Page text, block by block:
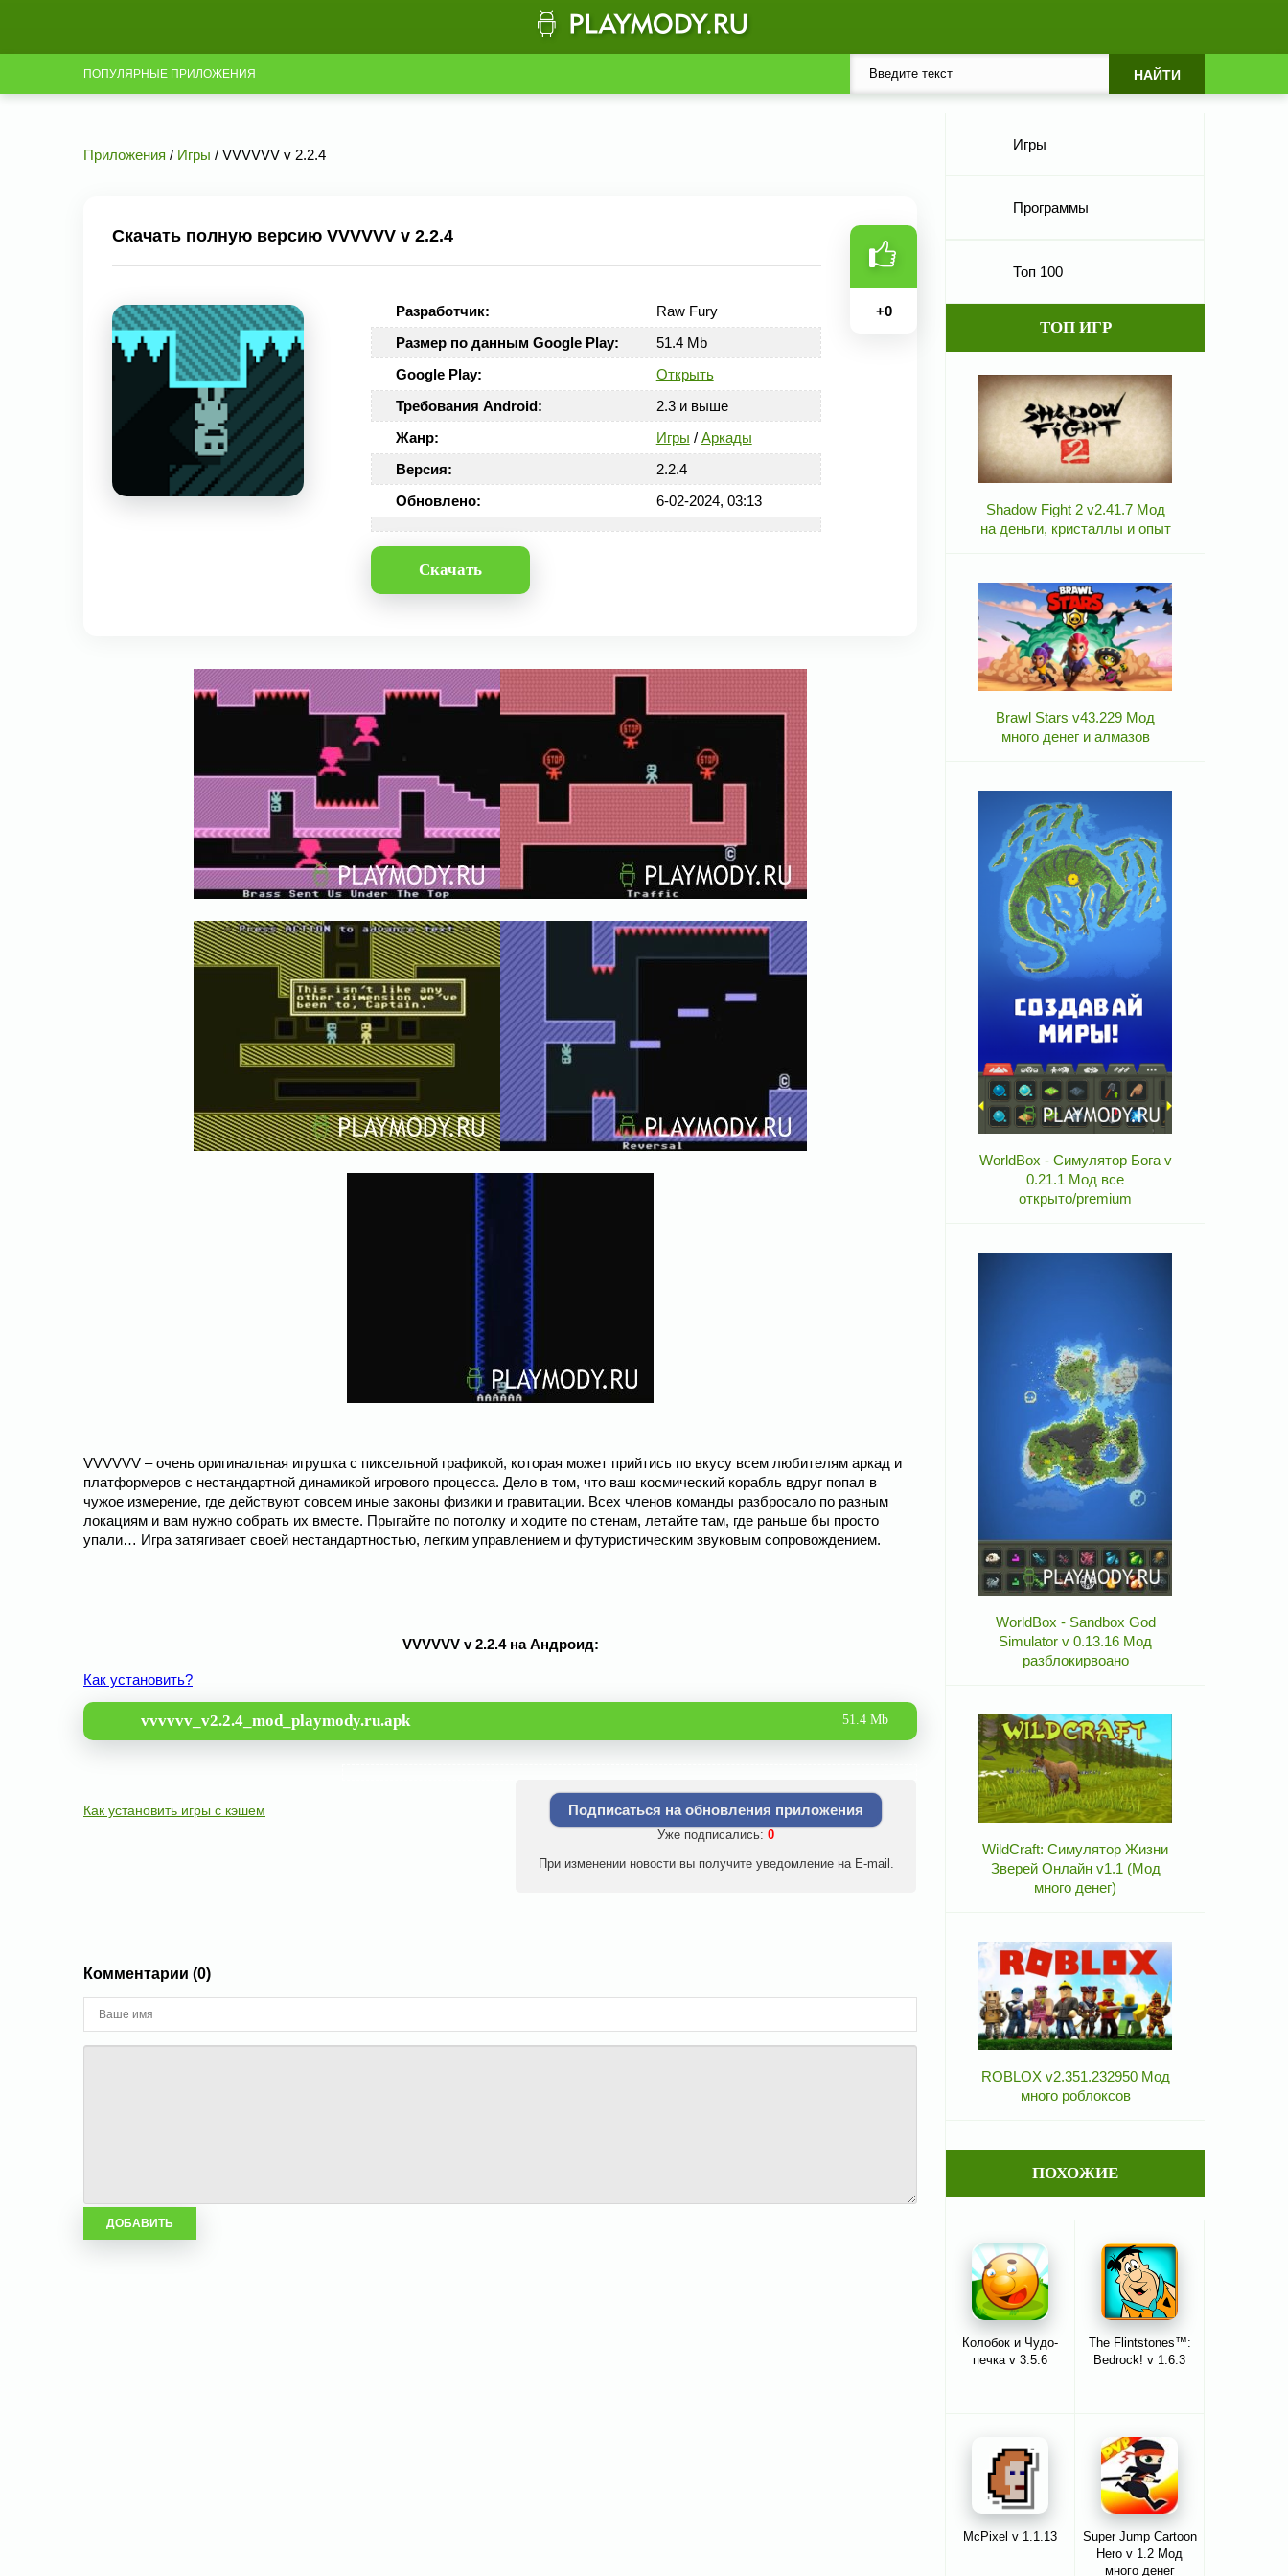
ПОПУЛЯРНЫЕ ПРИЛОЖЕНИЯ
Приложения / Игры / VVVVVV v 2.2.4
Скачать полную версию VVVVVV v 2.2.4
Разработчик:
Raw Fury
Размер по данным Google Play:
51.4 Mb
Google Play:
Открыть
Требования Android:
2.3 и выше
Жанр:
Игры / Аркады
Версия:
2.2.4
Обновлено:
6-02-2024, 03:13
Скачать
+0
VVVVVV – очень оригинальная игрушка с пиксельной графикой, которая может прийтись по вкусу всем любителям аркад и
платформеров с нестандартной динамикой игрового процесса. Дело в том, что ваш космический корабль вдруг попал в
чужое измерение, где действуют совсем иные законы физики и гравитации. Всех членов команды разбросало по разным
локациям и вам нужно собрать их вместе. Прыгайте по потолку и ходите по стенам, летайте там, где раньше бы просто
упали… Игра затягивает своей нестандартностью, легким управлением и футуристическим звуковым сопровождением.
VVVVVV v 2.2.4 на Андроид:
Как установить?
vvvvvv_v2.2.4_mod_playmody.ru.apk 51.4 Mb
Как установить игры с кэшем Подписаться на обновления приложения
Уже подписались: 0
При изменении новости вы получите уведомление на E-mail.
Комментарии (0)
Игры
Программы
Топ 100
ТОП ИГР
Shadow Fight 2 v2.41.7 Мод
на деньги, кристаллы и опыт
Brawl Stars v43.229 Мод
много денег и алмазов
WorldBox - Симулятор Бога v
0.21.1 Мод все
открыто/premium
WorldBox - Sandbox God
Simulator v 0.13.16 Мод
разблокирвоано
WildCraft: Симулятор Жизни
Зверей Онлайн v1.1 (Мод
много денег)
ROBLOX v2.351.232950 Мод
много роблоксов
ПОХОЖИЕ
Колобок и Чудо-
печка v 3.5.6
The Flintstones™:
Bedrock! v 1.6.3
McPixel v 1.1.13
Super Jump Cartoon
Hero v 1.2 Мод
много денег